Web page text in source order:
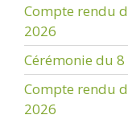
Compte rendu
2026
Cérémonie du
Compte rendu
2026